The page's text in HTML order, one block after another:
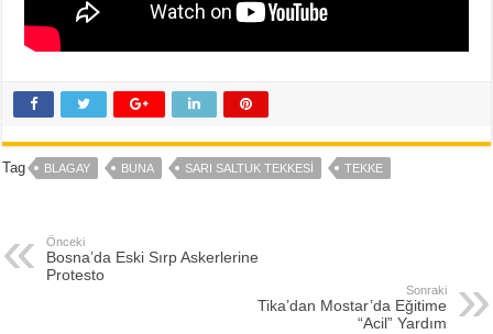
Tag BLAGAY BUNA SARI SALTUK TEKKESI TEKKE
Önceki
Bosna’da Eski Sırp Askerlerine
Protesto
Sonraki
Tika’dan Mostar’da Eğitime
“Acil” Yardım